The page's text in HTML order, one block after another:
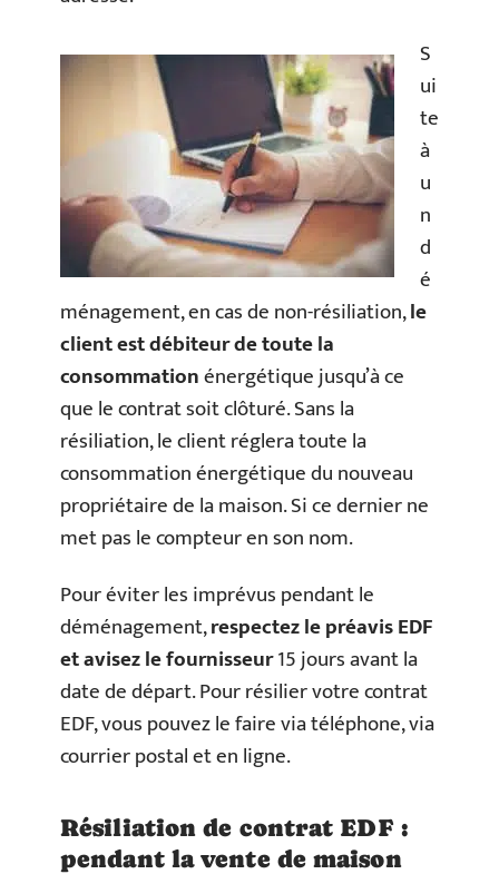
S
ui
te
à
u
n
d
é
ménagement, en cas de non-résiliation,le
client est débiteur de toute la
consommationénergétique jusqu’à ce
que le contrat soit clôturé. Sans la
résiliation, le client réglera toute la
consommation énergétique du nouveau
propriétaire de la maison. Si ce dernier ne
met pas le compteur en son nom.
Pour éviter les imprévus pendant le
déménagement,respectez le préavis EDF
et avisez le fournisseur15 jours avant la
date de départ. Pour résilier votre contrat
EDF, vous pouvez le faire via téléphone, via
courrier postal et en ligne.
Résiliation de contrat EDF :
pendant la vente de maison